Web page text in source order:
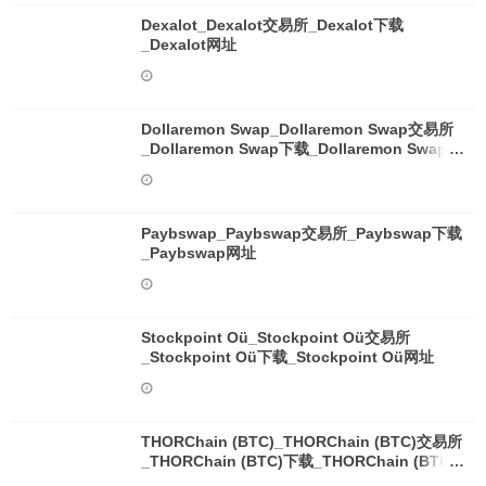
Dexalot_Dexalot交易所_Dexalot下载
_Dexalot网址
Dollaremon Swap_Dollaremon Swap交易所
_Dollaremon Swap下载_Dollaremon Swap网
Paybswap_Paybswap交易所_Paybswap下载
_Paybswap网址
Stockpoint Oü_Stockpoint Oü交易所
_Stockpoint Oü下载_Stockpoint Oü网址
THORChain (BTC)_THORChain (BTC)交易所
_THORChain (BTC)下载_THORChain (BTC)